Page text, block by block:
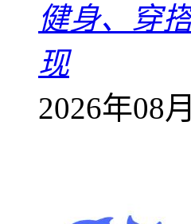
健身、穿
现
2026年08